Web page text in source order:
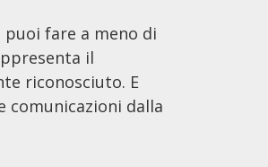
fare a meno di
il
riconosciuto. E
comunicazioni dalla